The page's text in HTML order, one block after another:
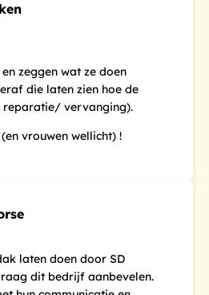
zeggen wat ze doen
die laten zien hoe de
reparatie/ vervanging).
vrouwen wellicht) !
laten doen door SD
dit bedrijf aanbevelen.